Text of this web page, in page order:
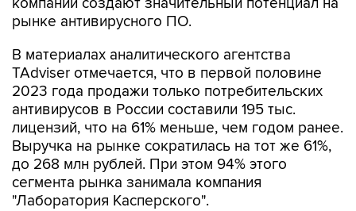
В материалах аналитического агентства
2023 года продажи только потребительских
антивирусов в России составили 195 тыс.
лицензий, что на 61% меньше, чем годом ранее.
Выручка на рынке сократилась на тот же 61%,
до 268 млн рублей. При этом 94% этого
сегмента рынка занимала компания
"Лаборатория Касперского".
По данным аналитического центра "Чек